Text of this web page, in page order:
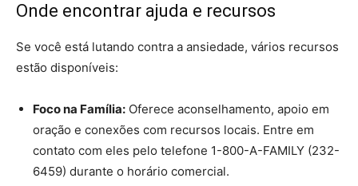
Onde encontrar ajuda e recursos
Se você está lutando contra a ansiedade, vários recursos
estão disponíveis:
Foco na Família: Oferece aconselhamento, apoio em
oração e conexões com recursos locais. Entre em
contato com eles pelo telefone 1-800-A-FAMILY (232-
6459) durante o horário comercial.